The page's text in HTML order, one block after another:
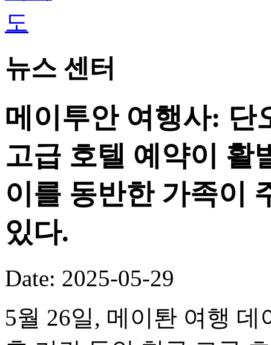
뉴스 센터
메이투안 여행사: 단
고급 호텔 예약이 활
이를 동반한 가족이
있다.
Date: 2025-05-29
5월 26일, 메이퇀 여행